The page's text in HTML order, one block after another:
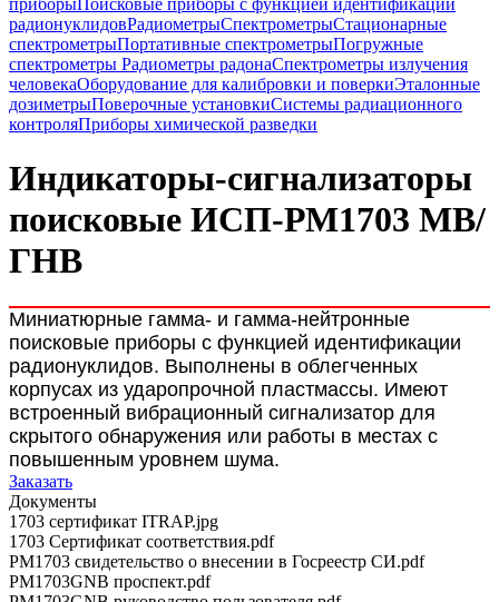
приборыПоисковые приборы с функцией идентификации
радионуклидовРадиометрыСпектрометрыСтационарные
спектрометрыПортативные спектрометрыПогружные
спектрометры Радиометры радонаСпектрометры излучения
человекаОборудование для калибровки и поверкиЭталонные
дозиметрыПоверочные установкиСистемы радиационного
контроляПриборы химической разведки
Индикаторы-сигнализаторы
поисковые ИСП-РМ1703 МВ/
ГНВ
Миниатюрные гамма- и гамма-нейтронные
поисковые приборы с функцией идентификации
радионуклидов. Выполнены в облегченных
корпусах из ударопрочной пластмассы. Имеют
встроенный вибрационный сигнализатор для
скрытого обнаружения или работы в местах с
повышенным уровнем шума.
Заказать
Документы
1703 сертификат ITRAP.jpg
1703 Сертификат соответствия.pdf
PM1703 свидетельство о внесении в Госреестр СИ.pdf
PM1703GNB проспект.pdf